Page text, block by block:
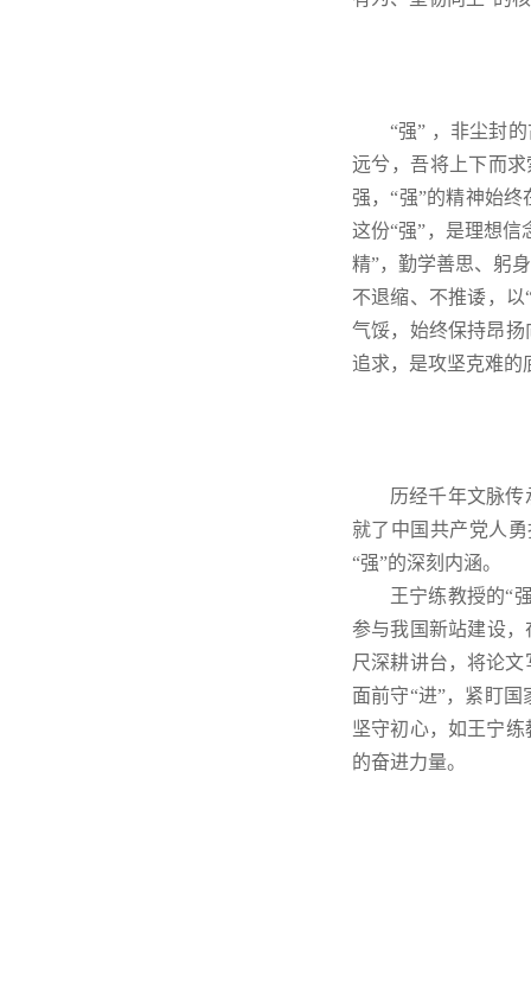
“强” ，非尘封
远兮，吾将上下而
强，“强”的精神始
这份“强”，是理想
精”，勤学善思、躬
不退缩、不推诿，
气馁，始终保持昂
追求，是攻坚克难的
历经千年文脉
就了中国共产党人
“强”的深刻内涵。
王宁练教授的“
参与我国新站建设
尺深耕讲台，将论
面前守“进”，紧盯
坚守初心，如王宁
的奋进力量。